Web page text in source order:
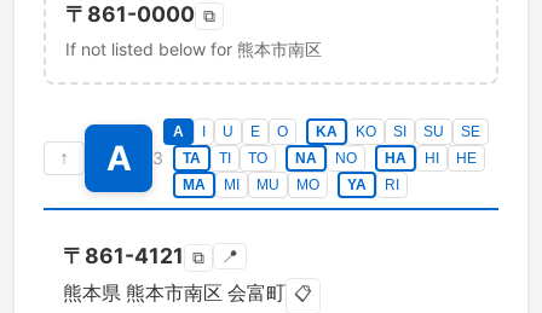
〒 861-0000 ⧉
If not listed below for 熊本市南区
↑ A 3
A U E O KA KO SI SU
SE
TA
TI TO NA NO HA HI
HE
MA
MI MU MO YA RI
〒 861-4121 ⧉ 📍
熊本県 熊本市南区 会富町 📋